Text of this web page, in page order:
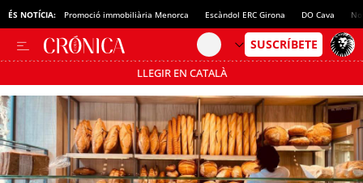
ÉS NOTÍCIA: Promoció immobiliària Menorca Escàndol ERC Girona DO Cava
LLEGIR EN CATALÀ
Passa’t al mode estalvi